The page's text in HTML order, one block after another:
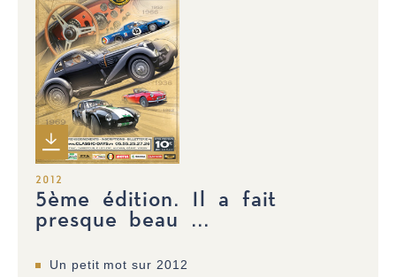
2012
5ème édition. Il a fait
presque beau ...
Un petit mot sur 2012